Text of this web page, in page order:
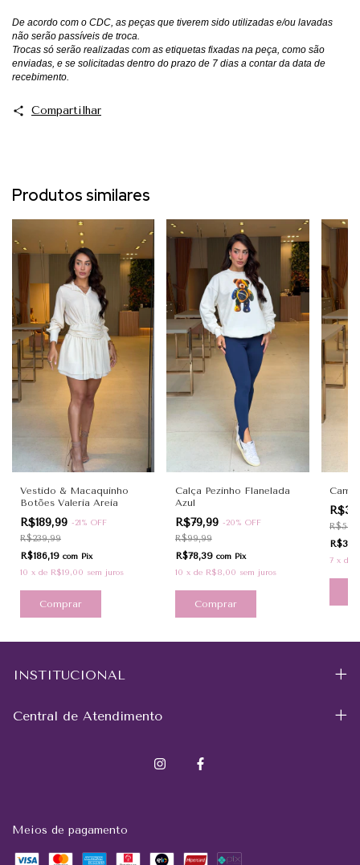
De acordo com o CDC, as peças que tiverem sido utilizadas e/ou lavadas
não serão passíveis de troca.
Trocas só serão realizadas com as etiquetas fixadas na peça, como são
enviadas, e se solicitadas dentro do prazo de 7 dias a contar da data de
recebimento.
Compartilhar
Produtos similares
Vestido & Macaquinho
Botões Valeria Areia
R$189,99 -21% OFF
R$239,99
R$186,19 com Pix
10 x de R$19,00 sem juros
Comprar
Calça Pezinho Flanelada
Azul
R$79,99 -20% OFF
R$99,99
R$78,39 com Pix
10 x de R$8,00 sem juros
Comprar
7 x de
INSTITUCIONAL
Central de Atendimento
Meios de pagamento